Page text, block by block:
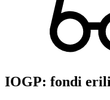
IOGP: fondi